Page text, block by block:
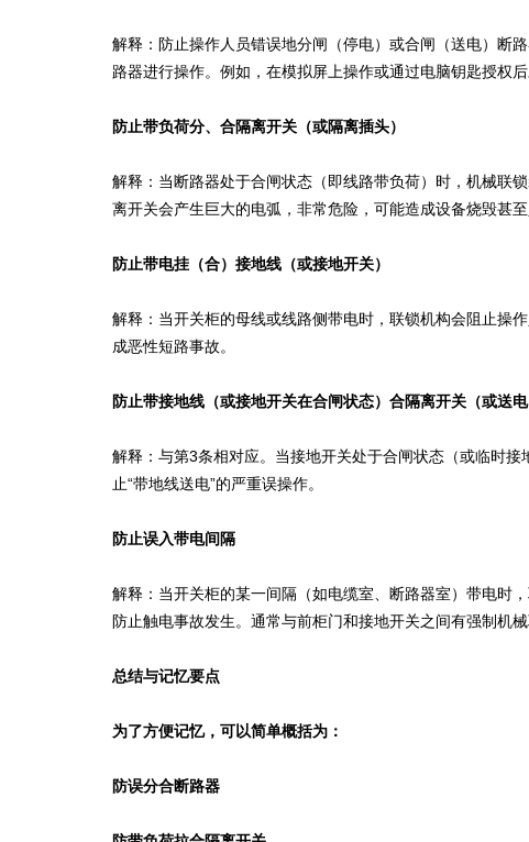
解释：防止操作人员错误地分闸（停电）或合闸（送电）断
路器进行操作。例如，在模拟屏上操作或通过电脑钥匙授权后
防止带负荷分、合隔离开关（或隔离插头）
解释：当断路器处于合闸状态（即线路带负荷）时，机械联
离开关会产生巨大的电弧，非常危险，可能造成设备烧毁甚至
防止带电挂（合）接地线（或接地开关）
解释：当开关柜的母线或线路侧带电时，联锁机构会阻止操
成恶性短路事故。
防止带接地线（或接地开关在合闸状态）合隔离开关（或送电
解释：与第3条相对应。当接地开关处于合闸状态（或临时
止“带地线送电”的严重误操作。
防止误入带电间隔
解释：当开关柜的某一间隔（如电缆室、断路器室）带电时
防止触电事故发生。通常与前柜门和接地开关之间有强制机械
总结与记忆要点
为了方便记忆，可以简单概括为：
防误分合断路器